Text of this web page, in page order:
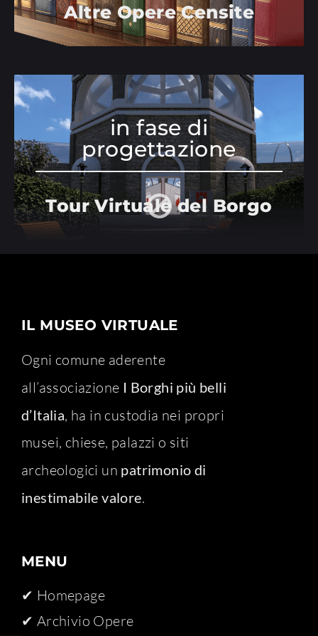
Altre Opere Censite
in fase di
progettazione
Tour Virtuale del Borgo
IL MUSEO VIRTUALE
Ogni comune aderente
all’associazione I Borghi più belli
d’Italia, ha in custodia nei propri
musei, chiese, palazzi o siti
archeologici un patrimonio di
inestimabile valore.
MENU
✔ Homepage
✔ Archivio Opere​